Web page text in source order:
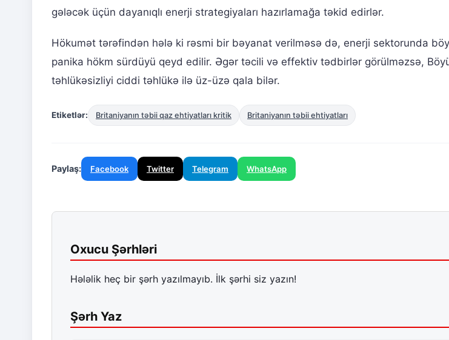
gələcək üçün dayanıqlı enerji strategiyaları hazırlamağa təkid edirlər.
Hökumət tərəfindən hələ ki rəsmi bir bəyanat verilməsə də, enerji sektorunda
panika hökm sürdüyü qeyd edilir. Əgər təcili və effektiv tədbirlər görülməzsə,
təhlükəsizliyi ciddi təhlükə ilə üz-üzə qala bilər.
Etiketlər: Britaniyanın təbii qaz ehtiyatları kritik Britaniyanın təbii ehtiyatları
Paylaş: Facebook Twitter Telegram WhatsApp
Oxucu Şərhləri
Hələlik heç bir şərh yazılmayıb. İlk şərhi siz yazın!
Şərh Yaz